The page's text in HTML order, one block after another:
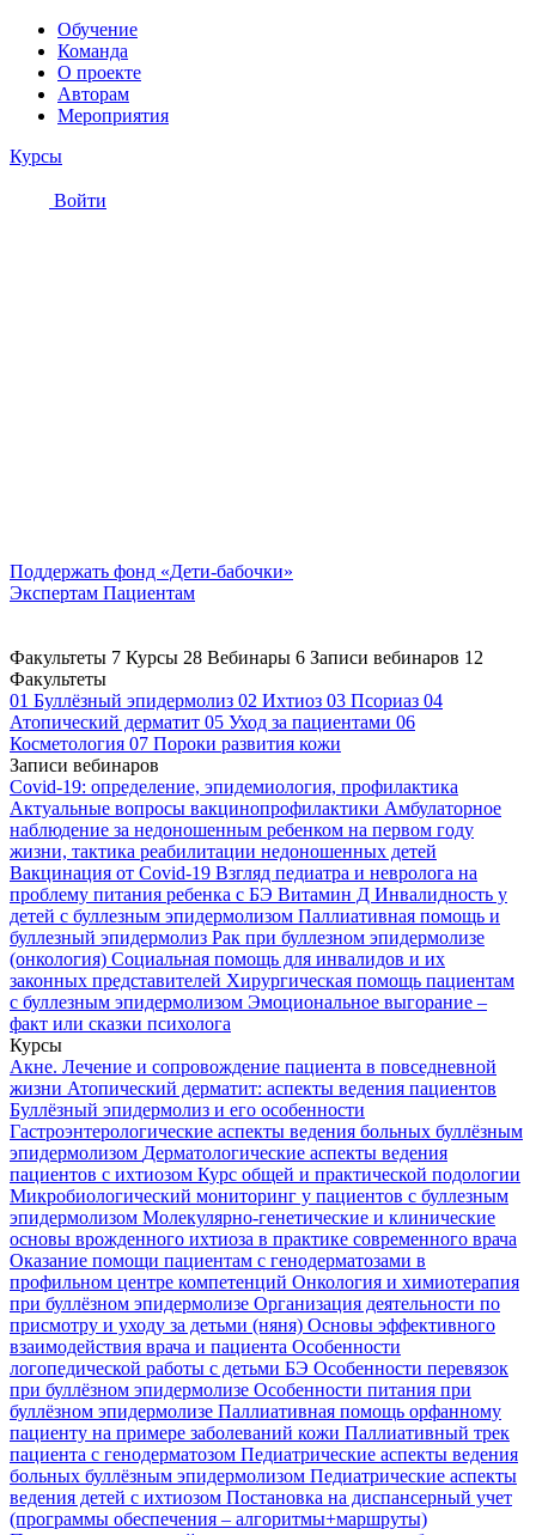
Обучение
Команда
О проекте
Авторам
Мероприятия
Курсы
Войти
Поддержать фонд «Дети-бабочки»
Экспертам Пациентам
Факультеты 7 Курсы 28 Вебинары 6 Записи вебинаров 12
Факультеты
01 Буллёзный эпидермолиз 02 Ихтиоз 03 Псориаз 04
Атопический дерматит 05 Уход за пациентами 06
Косметология 07 Пороки развития кожи
Записи вебинаров
Covid-19: определение, эпидемиология, профилактика
Актуальные вопросы вакцинопрофилактики Амбулаторное
наблюдение за недоношенным ребенком на первом году
жизни, тактика реабилитации недоношенных детей
Вакцинация от Covid-19 Взгляд педиатра и невролога на
проблему питания ребенка с БЭ Витамин Д Инвалидность у
детей с буллезным эпидермолизом Паллиативная помощь и
буллезный эпидермолиз Рак при буллезном эпидермолизе
(онкология) Социальная помощь для инвалидов и их
законных представителей Хирургическая помощь пациентам
с буллезным эпидермолизом Эмоциональное выгорание –
факт или сказки психолога
Курсы
Акне. Лечение и сопровождение пациента в повседневной
жизни Атопический дерматит: аспекты ведения пациентов
Буллёзный эпидермолиз и его особенности
Гастроэнтерологические аспекты ведения больных буллёзным
эпидермолизом Дерматологические аспекты ведения
пациентов с ихтиозом Курс общей и практической подологии
Микробиологический мониторинг у пациентов с буллезным
эпидермолизом Молекулярно-генетические и клинические
основы врожденного ихтиоза в практике современного врача
Оказание помощи пациентам с генодерматозами в
профильном центре компетенций Онкология и химиотерапия
при буллёзном эпидермолизе Организация деятельности по
присмотру и уходу за детьми (няня) Основы эффективного
взаимодействия врача и пациента Особенности
логопедической работы с детьми БЭ Особенности перевязок
при буллёзном эпидермолизе Особенности питания при
буллёзном эпидермолизе Паллиативная помощь орфанному
пациенту на примере заболеваний кожи Паллиативный трек
пациента с генодерматозом Педиатрические аспекты ведения
больных буллёзным эпидермолизом Педиатрические аспекты
ведения детей с ихтиозом Постановка на диспансерный учет
(программы обеспечения – алгоритмы+маршруты)